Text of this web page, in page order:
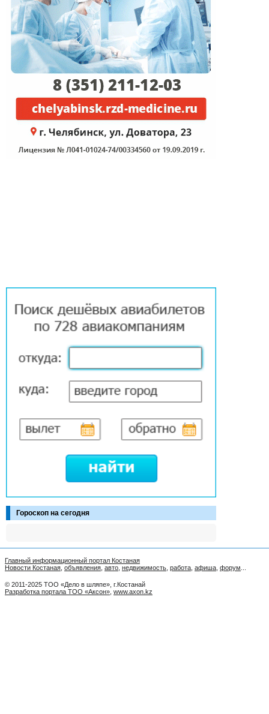
Гороскоп на сегодня
Главный информационный портал Костаная
Новости Костаная объявления авто недвижимость работа афиша форум
© 2011-2025 ТОО «Дело в шляпе», г.Костанай
Разработка портала ТОО «Аксон» www.axon.kz